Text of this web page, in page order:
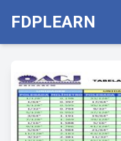
FDPLEARN